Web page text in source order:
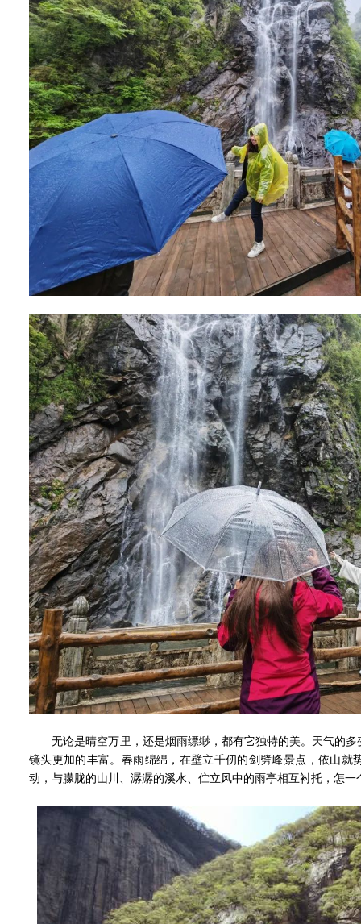
无论是晴空万里，还是烟雨缥缈，都有它独特的美。天气的多
镜头更加的丰富。春雨绵绵，在壁立千仞的剑劈峰景点，依山就
动，与朦胧的山川、潺潺的溪水、伫立风中的雨亭相互衬托，怎一